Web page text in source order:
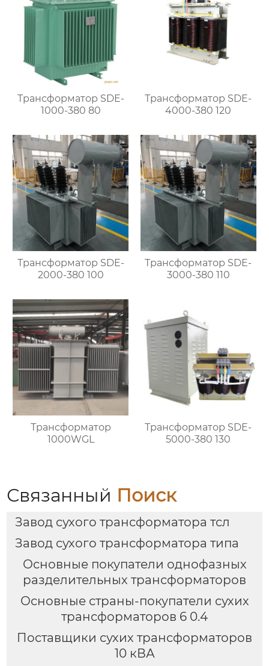
Трансформатор SDE-
1000-380 80
Трансформатор SDE-
4000-380 120
Трансформатор SDE-
2000-380 100
Трансформатор SDE-
3000-380 110
Трансформатор
1000WGL
Трансформатор SDE-
5000-380 130
Связанный Поиск
Завод сухого трансформатора тсл
Завод сухого трансформатора типа
Основные покупатели однофазных
разделительных трансформаторов
Основные страны-покупатели сухих
трансформаторов 6 0.4
Поставщики сухих трансформаторов
10 кВА